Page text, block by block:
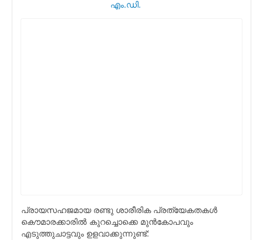
എം.ഡി.
പ്രായസഹജമായ രണ്ടു ശാരീരിക പ്രത്യേകതകള്‍
കൌമാരക്കാരില്‍ കുറച്ചൊക്കെ മുന്‍കോപവും
എടുത്തുചാട്ടവും ഉളവാക്കുന്നുണ്ട്: